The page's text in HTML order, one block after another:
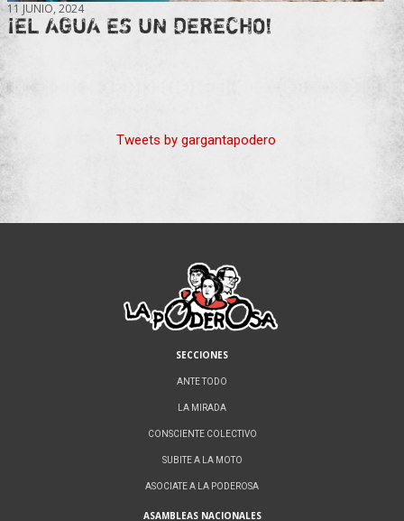
11 JUNIO, 2024
¡EL AGUA ES UN DERECHO!
Tweets by gargantapodero
SECCIONES
ANTE TODO
LA MIRADA
CONSCIENTE COLECTIVO
SUBITE A LA MOTO
ASOCIATE A LA PODEROSA
ASAMBLEAS NACIONALES